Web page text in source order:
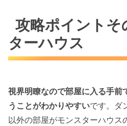
攻略ポイントそ
ターハウス
視界明瞭なので部屋に入る手前
うことがわかりやすいです。ダ
以外の部屋がモンスターハウス